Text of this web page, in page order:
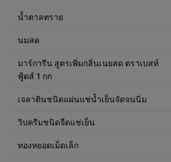
น้ำตาลทราย
นมสด
มาร์การีน สูตรเพิ่มกลิ่นเนยสด ตราเบสท์
ฟู้ดส์ 1 กก
เจลาตินชนิดแผ่นแช่น้ำเย็นจัดจนนิ่ม
วิปครีมชนิดจืดแช่เย็น
ทองหยอดเม็ดเล็ก